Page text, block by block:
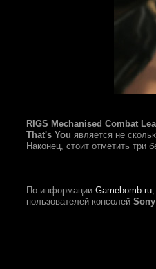
RIGS Mechanised Combat
That's You является не
Наконец, стоит отметить три
По информации Gamebomb.ru
пользователей консолей Sony